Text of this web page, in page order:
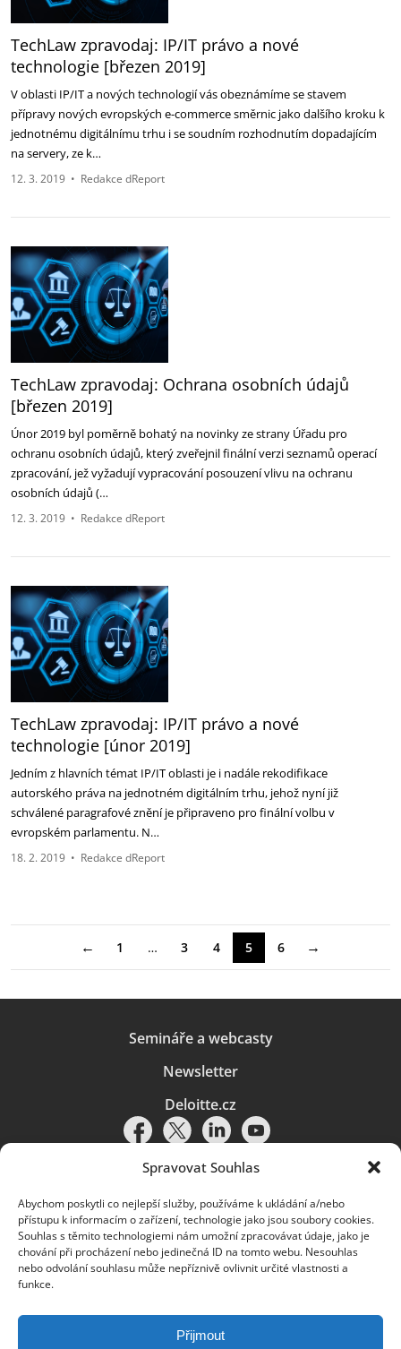
Spravovat Souhlas
Abychom poskytli co nejlepší služby, používáme k ukládání a/nebo
přístupu k informacím o zařízení, technologie jako jsou soubory cookies.
Souhlas s těmito technologiemi nám umožní zpracovávat údaje, jako je
chování při procházení nebo jedinečná ID na tomto webu. Nesouhlas
nebo odvolání souhlasu může nepříznivě ovlivnit určité vlastnosti a
funkce.
Přijmout
TechLaw zpravodaj: IP/IT právo a nové
technologie [březen 2019]
V oblasti IP/IT a nových technologií vás obeznámíme se stavem
přípravy nových evropských e-commerce směrnic jako dalšího kroku k
jednotnému digitálnímu trhu i se soudním rozhodnutím dopadajícím
na servery, ze k…
12. 3. 2019 • Redakce dReport
TechLaw zpravodaj: Ochrana osobních údajů
[březen 2019]
Únor 2019 byl poměrně bohatý na novinky ze strany Úřadu pro
ochranu osobních údajů, který zveřejnil finální verzi seznamů operací
zpracování, jež vyžadují vypracování posouzení vlivu na ochranu
osobních údajů (…
12. 3. 2019 • Redakce dReport
TechLaw zpravodaj: IP/IT právo a nové
technologie [únor 2019]
Jedním z hlavních témat IP/IT oblasti je i nadále rekodifikace
autorského práva na jednotném digitálním trhu, jehož nyní již
schválené paragrafové znění je připraveno pro finální volbu v
evropském parlamentu. N…
18. 2. 2019 • Redakce dReport
← 1 … 3 4 5 6 →
Semináře a webcasty
Newsletter
Deloitte.cz
Pravidla používání|Ochrana osobních údajů|Soubory cookies |
Deloitte.cz
© 2026. Více informací najdete vPravidlech používání.
Deloitte označuje jednu či více společností globální sítě členských
a přidružené subjekty (souhrnně „organizace Deloitte“). Společnost DTTL
(rovněž označovaná jako „Deloitte Global“) a každá z jejích členských
společností a jejich přidružených subjektů je samostatným a nezávislým